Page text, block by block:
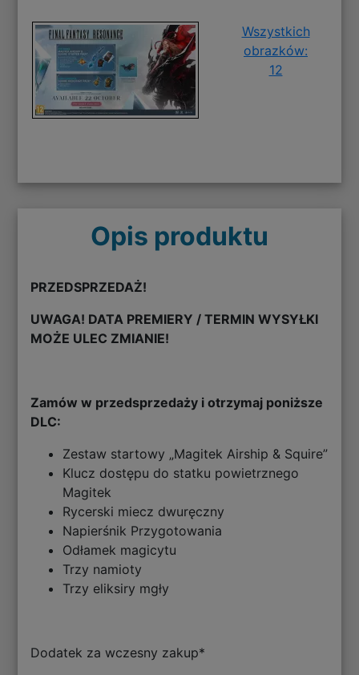
Wszystkich
obrazków:
12
Opis produktu
PRZEDSPRZEDAŻ!
UWAGA! DATA PREMIERY / TERMIN WYSYŁKI
MOŻE ULEC ZMIANIE!
Zamów w przedsprzedaży i otrzymaj poniższe
DLC:
Zestaw startowy „Magitek Airship & Squire”
Klucz dostępu do statku powietrznego
Magitek
Rycerski miecz dwuręczny
Napierśnik Przygotowania
Odłamek magicytu
Trzy namioty
Trzy eliksiry mgły
Dodatek za wczesny zakup*